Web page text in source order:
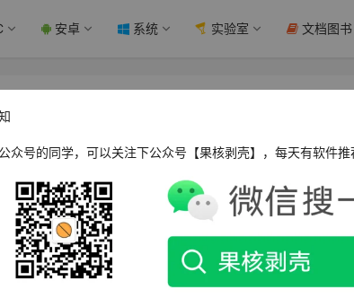
安卓 系统 实验室 文档图书
决 - 果核剥壳
着重启路由器或者更换网线，看看是否可以解决问题
。
众号的同学，可以关注下公众号【果核剥壳】，每天有软件